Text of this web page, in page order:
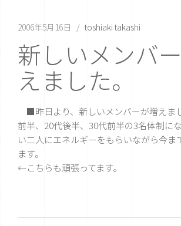
2006年5月16日 toshiaki takashi
新しいメンバ
えました。
■昨日より、新しいメンバーが増
前半、20代後半、30代前半の3名体制
い二人にエネルギーをもらいながら今ま
ます。
←こちらも頑張ってます。